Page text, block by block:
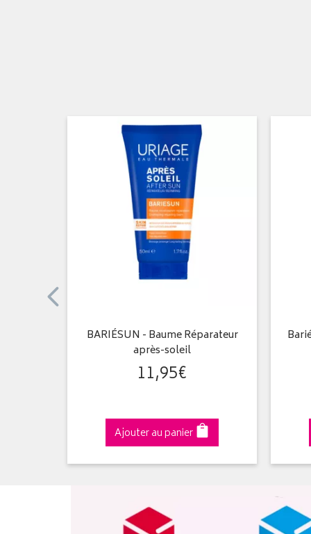
BARIÉSUN - Baume Réparateur
après-soleil
11,95€
Ajouter au panier